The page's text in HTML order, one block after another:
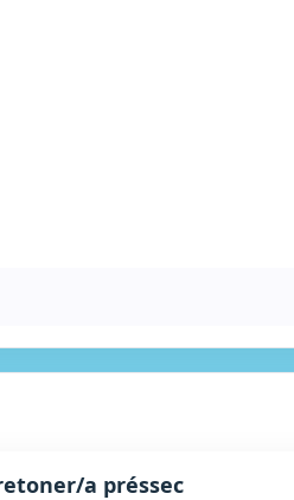
a préssec